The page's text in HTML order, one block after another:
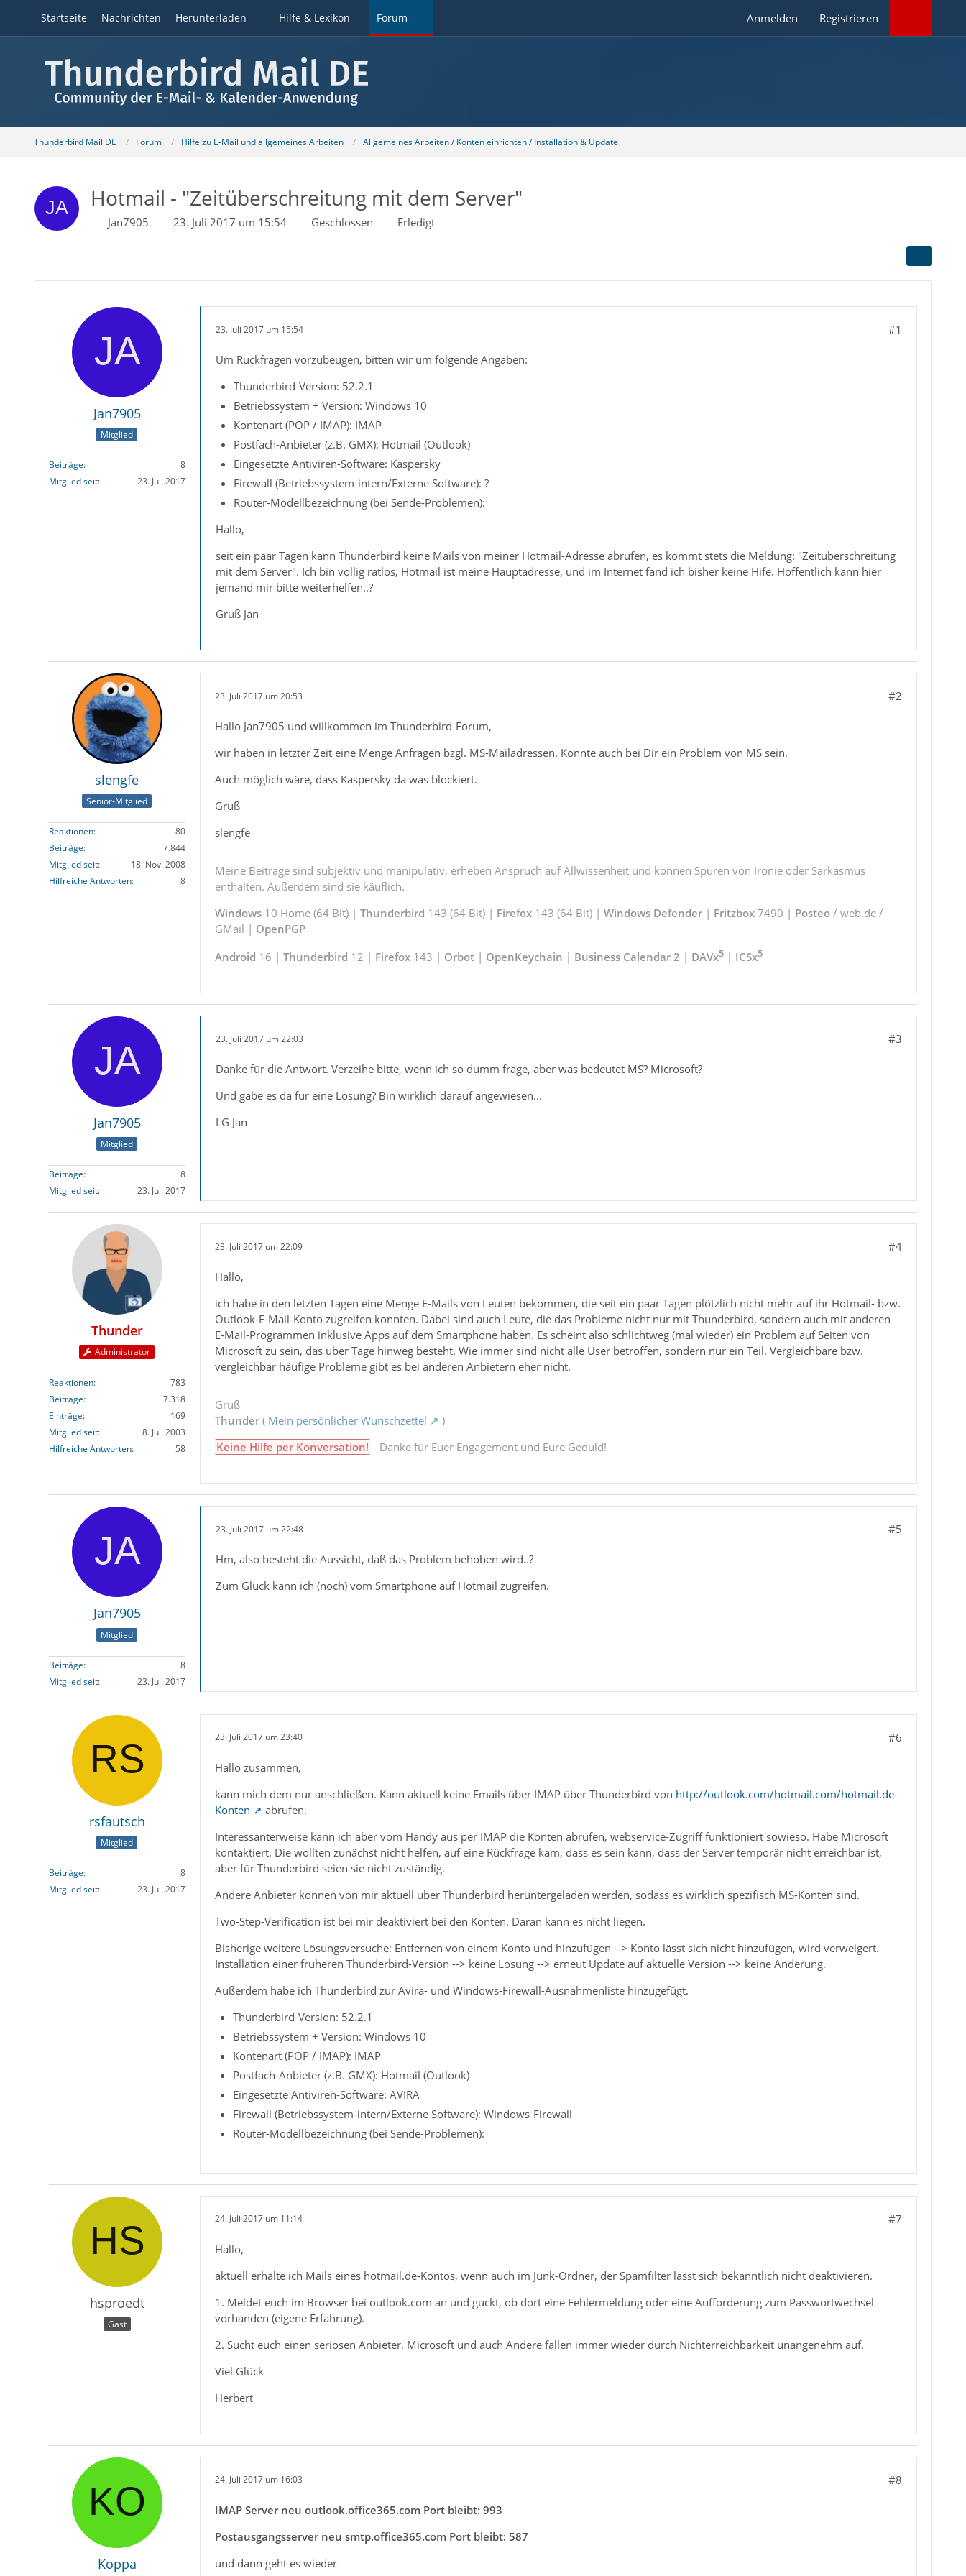
Startseite Nachrichten Herunterladen Hilfe & Lexikon Forum Anmelden Registrieren
Thunderbird Mail DE Forum Hilfe zu E-Mail und allgemeines Arbeiten Allgemeines Arbeiten / Konten einrichten / Installation & Update
Hotmail - "Zeitüberschreitung mit dem Server"
Jan7905 23. Juli 2017 um 15:54 Geschlossen Erledigt
Jan7905
Mitglied
Beiträge
8
Mitglied seit
23. Jul. 2017
23. Juli 2017 um 15:54 #1
Um Rückfragen vorzubeugen, bitten wir um folgende Angaben:
Thunderbird-Version: 52.2.1
Betriebssystem + Version: Windows 10
Kontenart (POP / IMAP): IMAP
Postfach-Anbieter (z.B. GMX): Hotmail (Outlook)
Eingesetzte Antiviren-Software: Kaspersky
Firewall (Betriebssystem-intern/Externe Software): ?
Router-Modellbezeichnung (bei Sende-Problemen):
Hallo,
seit ein paar Tagen kann Thunderbird keine Mails von meiner Hotmail-Adresse abrufen, es kommt stets die Meldung: "Zeitüberschreitung
mit dem Server". Ich bin völlig ratlos, Hotmail ist meine Hauptadresse, und im Internet fand ich bisher keine Hife. Hoffentlich kann hier
jemand mir bitte weiterhelfen..?
Gruß Jan
slengfe
Senior-Mitglied
Reaktionen
80
Beiträge
7.844
Mitglied seit
18. Nov. 2008
Hilfreiche Antworten
8
23. Juli 2017 um 20:53 #2
Hallo Jan7905 und willkommen im Thunderbird-Forum,
wir haben in letzter Zeit eine Menge Anfragen bzgl. MS-Mailadressen. Könnte auch bei Dir ein Problem von MS sein.
Auch möglich wäre, dass Kaspersky da was blockiert.
Gruß
slengfe
Meine Beiträge sind subjektiv und manipulativ, erheben Anspruch auf Allwissenheit und können Spuren von Ironie oder Sarkasmus
enthalten. Außerdem sind sie käuflich.
Windows10 Home (64 Bit) | Thunderbird 143 (64 Bit) | Firefox143 (64 Bit) | Windows Defender| Fritzbox7490 | Posteo/ web.de /
GMail | OpenPGP
Android 16 | Thunderbird 12 | Firefox143 | Orbot| OpenKeychain | Business Calendar 2 | DAVx5| ICSx5
Jan7905
Mitglied
Beiträge
8
Mitglied seit
23. Jul. 2017
23. Juli 2017 um 22:03 #3
Danke für die Antwort. Verzeihe bitte, wenn ich so dumm frage, aber was bedeutet MS? Microsoft?
Und gäbe es da für eine Lösung? Bin wirklich darauf angewiesen...
LG Jan
Thunder
Administrator
Reaktionen
783
Beiträge
7.318
Einträge
169
Mitglied seit
8. Jul. 2003
Hilfreiche Antworten
58
23. Juli 2017 um 22:09 #4
Hallo,
ich habe in den letzten Tagen eine Menge E-Mails von Leuten bekommen, die seit ein paar Tagen plötzlich nicht mehr auf ihr Hotmail- bzw.
Outlook-E-Mail-Konto zugreifen konnten. Dabei sind auch Leute, die das Probleme nicht nur mit Thunderbird, sondern auch mit anderen
E-Mail-Programmen inklusive Apps auf dem Smartphone haben. Es scheint also schlichtweg (mal wieder) ein Problem auf Seiten von
Microsoft zu sein, das über Tage hinweg besteht. Wie immer sind nicht alle User betroffen, sondern nur ein Teil. Vergleichbare bzw.
vergleichbar häufige Probleme gibt es bei anderen Anbietern eher nicht.
Gruß
Thunder( Mein persönlicher Wunschzettel
)
Keine Hilfe per Konversation! - Danke für Euer Engagement und Eure Geduld!
Jan7905
Mitglied
Beiträge
8
Mitglied seit
23. Jul. 2017
23. Juli 2017 um 22:48 #5
Hm, also besteht die Aussicht, daß das Problem behoben wird..?
Zum Glück kann ich (noch) vom Smartphone auf Hotmail zugreifen.
rsfautsch
Mitglied
Beiträge
8
Mitglied seit
23. Jul. 2017
23. Juli 2017 um 23:40 #6
Hallo zusammen,
kann mich dem nur anschließen. Kann aktuell keine Emails über IMAP über Thunderbird von http://outlook.com/hotmail.com/hotmail.de-
Konten
abrufen.
Interessanterweise kann ich aber vom Handy aus per IMAP die Konten abrufen, webservice-Zugriff funktioniert sowieso. Habe Microsoft
kontaktiert. Die wollten zunächst nicht helfen, auf eine Rückfrage kam, dass es sein kann, dass der Server temporär nicht erreichbar ist,
aber für Thunderbird seien sie nicht zuständig.
Andere Anbieter können von mir aktuell über Thunderbird heruntergeladen werden, sodass es wirklich spezifisch MS-Konten sind.
Two-Step-Verification ist bei mir deaktiviert bei den Konten. Daran kann es nicht liegen.
Bisherige weitere Lösungsversuche: Entfernen von einem Konto und hinzufügen --> Konto lässt sich nicht hinzufügen, wird verweigert.
Installation einer früheren Thunderbird-Version --> keine Lösung --> erneut Update auf aktuelle Version --> keine Änderung.
Außerdem habe ich Thunderbird zur Avira- und Windows-Firewall-Ausnahmenliste hinzugefügt.
Thunderbird-Version: 52.2.1
Betriebssystem + Version: Windows 10
Kontenart (POP / IMAP): IMAP
Postfach-Anbieter (z.B. GMX): Hotmail (Outlook)
Eingesetzte Antiviren-Software: AVIRA
Firewall (Betriebssystem-intern/Externe Software): Windows-Firewall
Router-Modellbezeichnung (bei Sende-Problemen):
hsproedt
Gast
24. Juli 2017 um 11:14 #7
Hallo,
aktuell erhalte ich Mails eines hotmail.de-Kontos, wenn auch im Junk-Ordner, der Spamfilter lässt sich bekanntlich nicht deaktivieren.
1. Meldet euch im Browser bei outlook.com an und guckt, ob dort eine Fehlermeldung oder eine Aufforderung zum Passwortwechsel
vorhanden (eigene Erfahrung).
2. Sucht euch einen seriösen Anbieter, Microsoft und auch Andere fallen immer wieder durch Nichterreichbarkeit unangenehm auf.
Viel Glück
Herbert
Koppa
24. Juli 2017 um 16:03 #8
IMAP Server neu outlook.office365.com Port bleibt: 993
Postausgangsserver neu smtp.office365.com Port bleibt: 587
und dann geht es wieder